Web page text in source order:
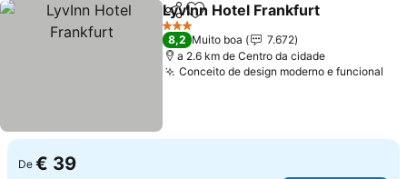
PartilharAdicionar aos favoritos
LyvInn Hotel Frankfurt
3 Estrelas
8,2 Muito boa
7.672
a 2.6 km de Centro da cidade
Conceito de design moderno e funcional
De € 39